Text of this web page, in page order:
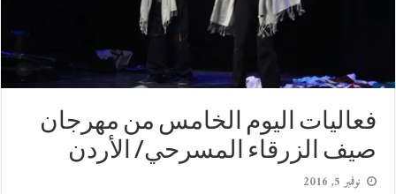
فعاليات اليوم الخامس من مهرجان
صيف الزرقاء المسرحي/ الأردن
نوفمبر 5, 2016